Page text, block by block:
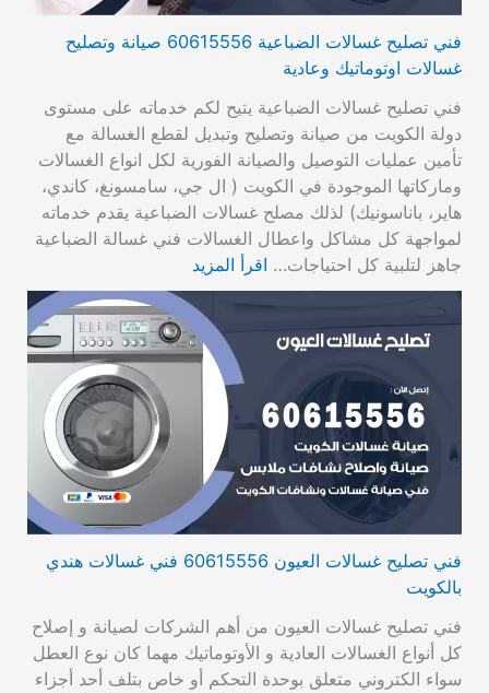
فني تصليح غسالات الضباعية 60615556 صيانة وتصليح
غسالات اوتوماتيك وعادية
فني تصليح غسالات الضباعية يتيح لكم خدماته على مستوى
دولة الكويت من صيانة وتصليح وتبديل لقطع الغسالة مع
تأمين عمليات التوصيل والصيانة الفورية لكل انواع الغسالات
وماركاتها الموجودة في الكويت ( ال جي، سامسونغ، كاندي،
هاير، باناسونيك) لذلك مصلح غسالات الضباعية يقدم خدماته
لمواجهة كل مشاكل واعطال الغسالات فني غسالة الضباعية
جاهز لتلبية كل احتياجات… اقرأ المزيد
فني تصليح غسالات العيون 60615556 فني غسالات هندي
بالكويت
فني تصليح غسالات العيون من أهم الشركات لصيانة و إصلاح
كل أنواع الغسالات العادية و الأوتوماتيك مهما كان نوع العطل
سواء الكتروني متعلق بوحدة التحكم أو خاص بتلف أحد أجزاء